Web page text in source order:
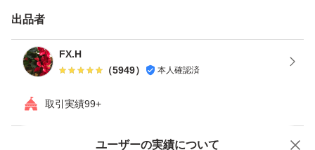
出品者
FX.H
（5949） 本人確認済
取引実績99+
ユーザーの実績について